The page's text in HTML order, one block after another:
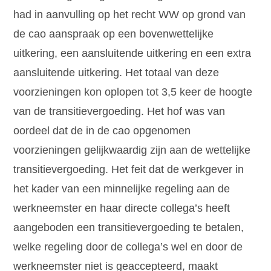
had in aanvulling op het recht WW op grond van
de cao aanspraak op een bovenwettelijke
uitkering, een aansluitende uitkering en een extra
aansluitende uitkering. Het totaal van deze
voorzieningen kon oplopen tot 3,5 keer de hoogte
van de transitievergoeding. Het hof was van
oordeel dat de in de cao opgenomen
voorzieningen gelijkwaardig zijn aan de wettelijke
transitievergoeding. Het feit dat de werkgever in
het kader van een minnelijke regeling aan de
werkneemster en haar directe collega’s heeft
aangeboden een transitievergoeding te betalen,
welke regeling door de collega’s wel en door de
werkneemster niet is geaccepteerd, maakt